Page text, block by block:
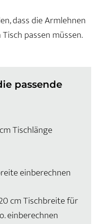
dass die Armlehnen
passen müssen.
passende
Tischlänge
einberechnen
cm Tischbreite für
einberechnen